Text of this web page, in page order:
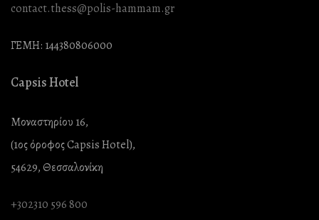
contact.thess@polis-hammam.gr
ΓΕΜΗ: 144380806000
Capsis Hotel
Μοναστηρίου 16,
(1ος όροφος Capsis Hotel),
54629, Θεσσαλονίκη
+302310 596 800